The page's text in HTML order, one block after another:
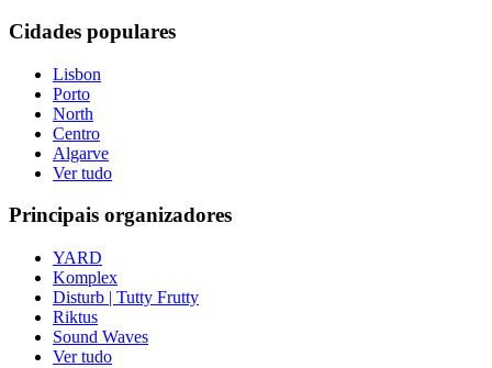
Cidades populares
Lisbon
Porto
North
Centro
Algarve
Ver tudo
Principais organizadores
YARD
Komplex
Disturb | Tutty Frutty
Riktus
Sound Waves
Ver tudo